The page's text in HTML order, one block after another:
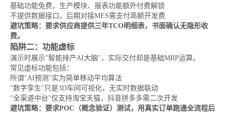
基础功能免费，生产模块、报表功能额外付费解锁
不提供数据接口，后期对接MES需支付高额开发费
避坑策略：要求供应商提供三年TCO明细表，书面确认无隐形收
费。
陷阱二：功能虚标
演示时展示"智能排产AI大脑"，实际交付却是基础MRP运算。
常见虚标功能包括：
所谓"AI预测"实为简单移动平均算法
"数字孪生"只是3D车间可视化，无实时数据联动
"全渠道中台"仅支持淘宝天猫，抖音拼多多需二次开发
避坑策略：要求POC（概念验证）测试，用真实订单跑通全流程后